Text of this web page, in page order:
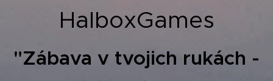
HalboxGames
"Zábava v tvojich rukách -